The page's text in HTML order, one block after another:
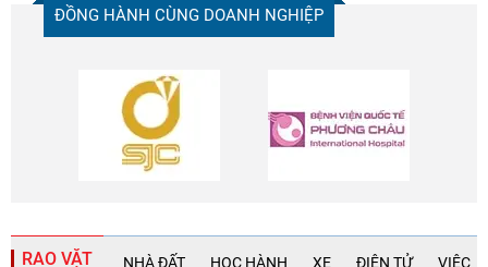
ĐỒNG HÀNH CÙNG DOANH NGHIỆP
RAO VẶT NHÀ ĐẤT HỌC HÀNH XE ĐIỆN TỬ VIỆC